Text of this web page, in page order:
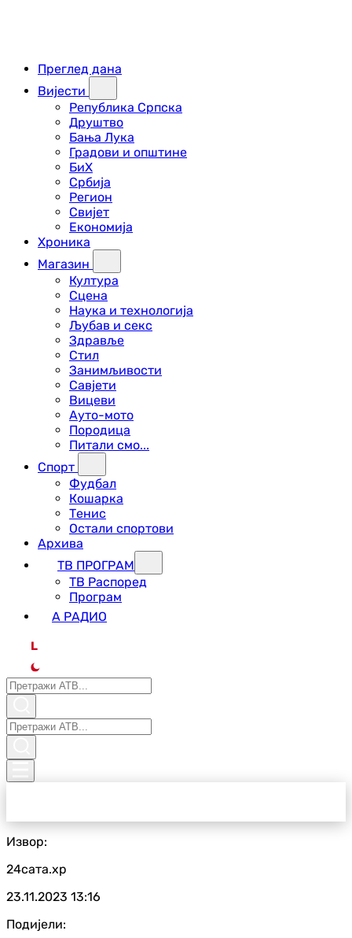
Преглед дана
Вијести
Република Српска
Друштво
Бања Лука
Градови и општине
БиХ
Србија
Регион
Свијет
Економија
Хроника
Магазин
Култура
Сцена
Наука и технологија
Љубав и секс
Здравље
Стил
Занимљивости
Савјети
Вицеви
Ауто-мото
Породица
Питали смо...
Спорт
Фудбал
Кошарка
Тенис
Остали спортови
Архива
ТВ ПРОГРАМ
ТВ Распоред
Програм
А РАДИО
L
Извор:
24сата.хр
23.11.2023 13:16
Подијели: